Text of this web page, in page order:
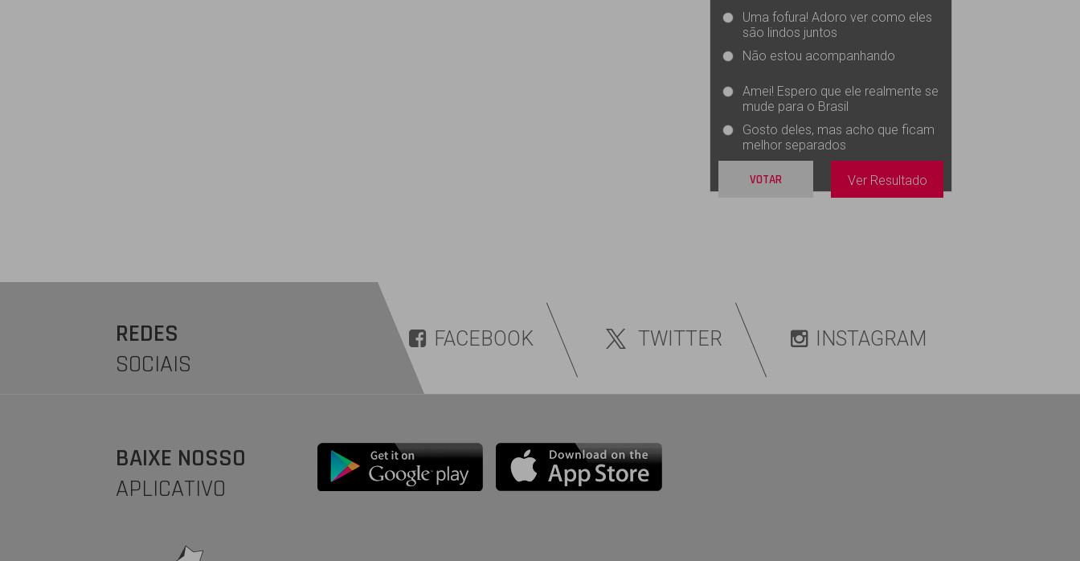
Uma fofura! Adoro ver como eles
são lindos juntos
Não estou acompanhando
Amei! Espero que ele realmente se
mude para o Brasil
Gosto deles, mas acho que ficam
melhor separados
VOTAR Ver Resultado
REDES
SOCIAIS
FACEBOOK TWITTER INSTAGRAM
BAIXE NOSSO
APLICATIVO